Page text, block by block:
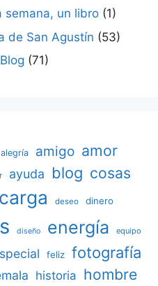
semana, un libro (1)
de San Agustín (53)
(71)
alegría amigo amor
ayuda blog cosas
deseo dinero
diseño energía equipo
feliz fotografía
historia hombre